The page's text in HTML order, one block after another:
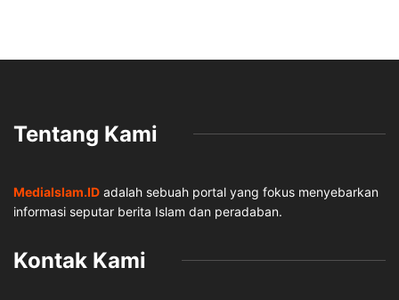
Tentang Kami
MediaIslam.ID adalah sebuah portal yang fokus menyebarkan
informasi seputar berita Islam dan peradaban.
Kontak Kami